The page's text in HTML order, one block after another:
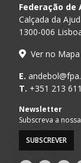
A.A. Braga
Federação de
Calçada da
1300-006
Ver no Mapa
E.
T. +351 213
Newsletter
Subscreva a
SUBSCREVER